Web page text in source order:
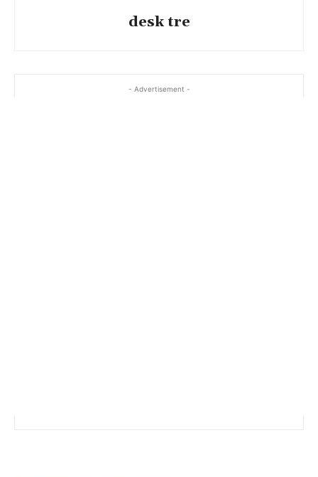
desk tre
- Advertisement -